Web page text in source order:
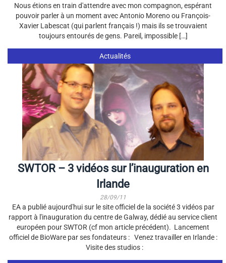
Nous étions en train d'attendre avec mon compagnon, espérant
pouvoir parler à un moment avec Antonio Moreno ou François-
Xavier Labescat (qui parlent français !) mais ils se trouvaient
toujours entourés de gens. Pareil, impossible […]
Actualités
SWTOR – 3 vidéos sur l’inauguration en
Irlande
28/09/11
EA a publié aujourd'hui sur le site officiel de la société 3 vidéos par
rapport à l'inauguration du centre de Galway, dédié au service client
européen pour SWTOR (cf mon article précédent). Lancement
officiel de BioWare par ses fondateurs : Venez travailler en Irlande :
Visite des studios :